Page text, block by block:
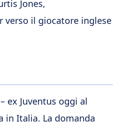
Jones,
verso il giocatore inglese
– ex Juventus oggi al
in Italia. La domanda